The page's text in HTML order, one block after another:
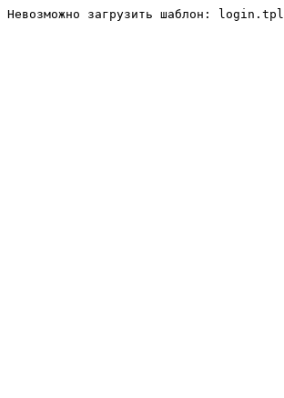
Невозможно загрузить шаблон: login.tpl